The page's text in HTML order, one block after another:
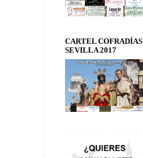
CARTEL COFRADÍAS
SEVILLA 2017